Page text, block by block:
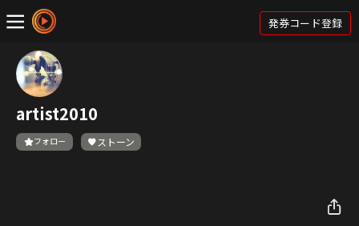
発券コード登録
artist2010
フォロー ストーン